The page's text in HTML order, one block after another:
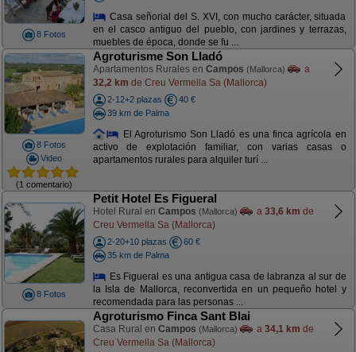
8 Fotos
Casa señorial del S. XVI, con mucho carácter, situada
en el casco antiguo del pueblo, con jardines y terrazas,
muebles de época, donde se fu ...
8 Fotos
Video
(1 comentario)
Agroturisme Son Lladó
Apartamentos Rurales en Campos (Mallorca)
a
32,2 km de Creu Vermella Sa (Mallorca)
2-12+2 plazas
40 €
39 km de Palma
El Agroturismo Son Lladó es una finca agrícola en
activo de explotación familiar, con varias casas o
apartamentos rurales para alquiler turí ...
8 Fotos
Petit Hotel Es Figueral
Hotel Rural en Campos (Mallorca) a 33,6 km de
Creu Vermella Sa (Mallorca)
2-20+10 plazas
60 €
35 km de Palma
Es Figueral es una antigua casa de labranza al sur de
la Isla de Mallorca, reconvertida en un pequeño hotel y
recomendada para las personas ...
Agroturismo Finca Sant Blai
Casa Rural en Campos (Mallorca) a 34,1 km de
Creu Vermella Sa (Mallorca)